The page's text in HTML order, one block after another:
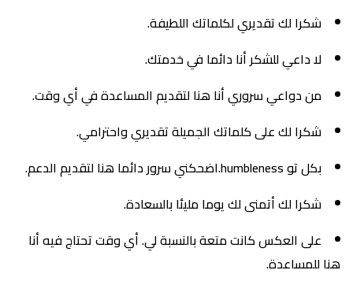
شكرا لك تقديري لكلماتك اللطيفة.
لا داعي للشكر أنا دائما في خدمتك.
من دواعي سروري أنا هنا لتقديم المساعدة في أي وقت.
شكرا لك على كلماتك الجميلة تقديري واحترامي.
بكل تو humbleness.اضحكني سرور دائما هنا لتقديم الدعم.
شكرا لك أتمنى لك يوما مليئا بالسعادة.
على العكس كانت متعة بالنسبة لي. أي وقت تحتاج فيه أنا
هنا للمساعدة.